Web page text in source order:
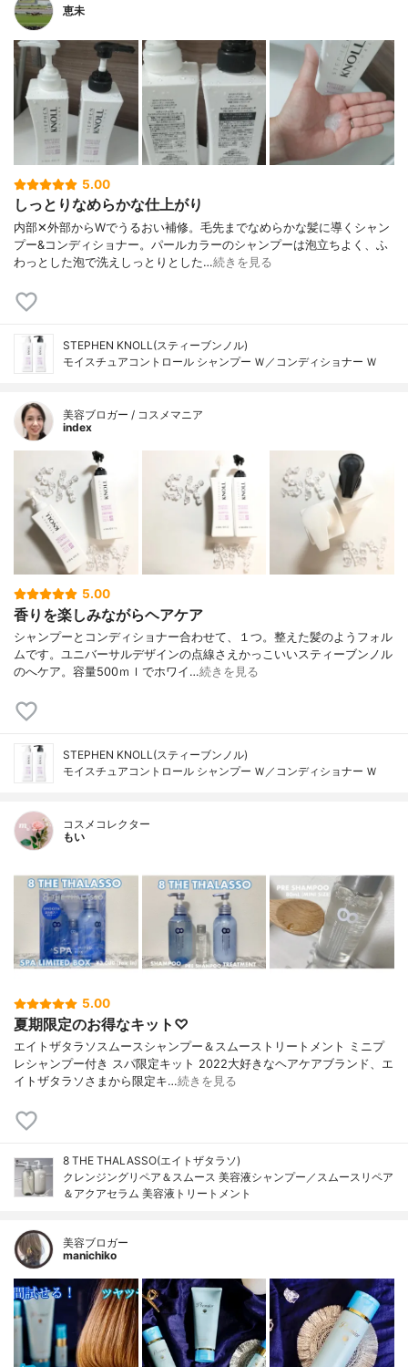
恵未
5.00
しっとりなめらかな仕上がり
内部✕外部からWでうるおい補修。毛先までなめらかな髪に導くシャン
プー&コンディショナー。パールカラーのシャンプーは泡立ちよく、ふ
わっとした泡で洗えしっとりとした…続きを見る
STEPHEN KNOLL(スティーブンノル)
モイスチュアコントロール シャンプー Ｗ／コンディショナー Ｗ
美容ブロガー / コスメマニア
index
5.00
香りを楽しみながらヘアケア
シャンプーとコンディショナー合わせて、１つ。整えた髪のようフォル
ムです。ユニバーサルデザインの点線さえかっこいいスティーブンノル
のへケア。容量500ｍｌでホワイ…続きを見る
STEPHEN KNOLL(スティーブンノル)
モイスチュアコントロール シャンプー Ｗ／コンディショナー Ｗ
コスメコレクター
もい
5.00
夏期限定のお得なキット♡
エイトザタラソスムースシャンプー＆スムーストリートメント ミニプ
レシャンプー付き スパ限定キット 2022大好きなヘアケアブランド、エ
イトザタラソさまから限定キ…続きを見る
8 THE THALASSO(エイトザタラソ)
クレンジングリペア＆スムース 美容液シャンプー／スムースリペア
＆アクアセラム 美容液トリートメント
美容ブロガー
manichiko